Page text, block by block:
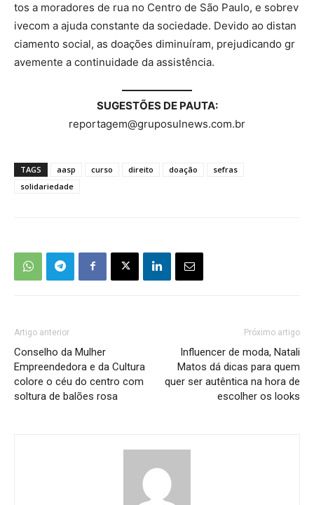
tos a moradores de rua no Centro de São Paulo, e sobrev
ivecom a ajuda constante da sociedade. Devido ao distan
ciamento social, as doações diminuíram, prejudicando gr
avemente a continuidade da assistência.
SUGESTÕES DE PAUTA:
reportagem@gruposulnews.com.br
TAGS aasp curso direito doação
sefras
solidariedade
Artigo anterior
Conselho da Mulher
Empreendedora e da Cultura
colore o céu do centro com
soltura de balões rosa
Próximo artigo
Influencer de moda, Natali
Matos dá dicas para quem
quer ser autêntica na hora de
escolher os looks